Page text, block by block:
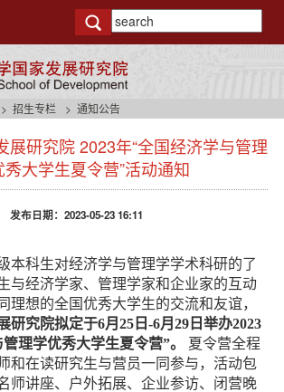
招生专栏 通知公告
展研究院 2023年“全国经济学与管理
秀大学生夏令营”活动通知
发布日期：2023-05-23 16:11
本科生对经济学与管理学学术科研的了
与经济学家、管理学家和企业家的互动
理想的全国优秀大学生的交流和友谊，
研究院拟定于6月25日-6月29日举办2023
理学优秀大学生夏令营”。
夏令营全程
和在读研究生与营员一同参与，活动包
师讲座、户外拓展、企业参访、闭营晚